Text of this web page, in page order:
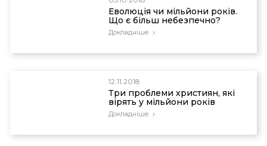
Еволюція чи мільйони років.
Що є більш небезпечно?
Докладніше
12.11.2018
Три проблеми християн, які
вірять у мільйони років
Докладніше